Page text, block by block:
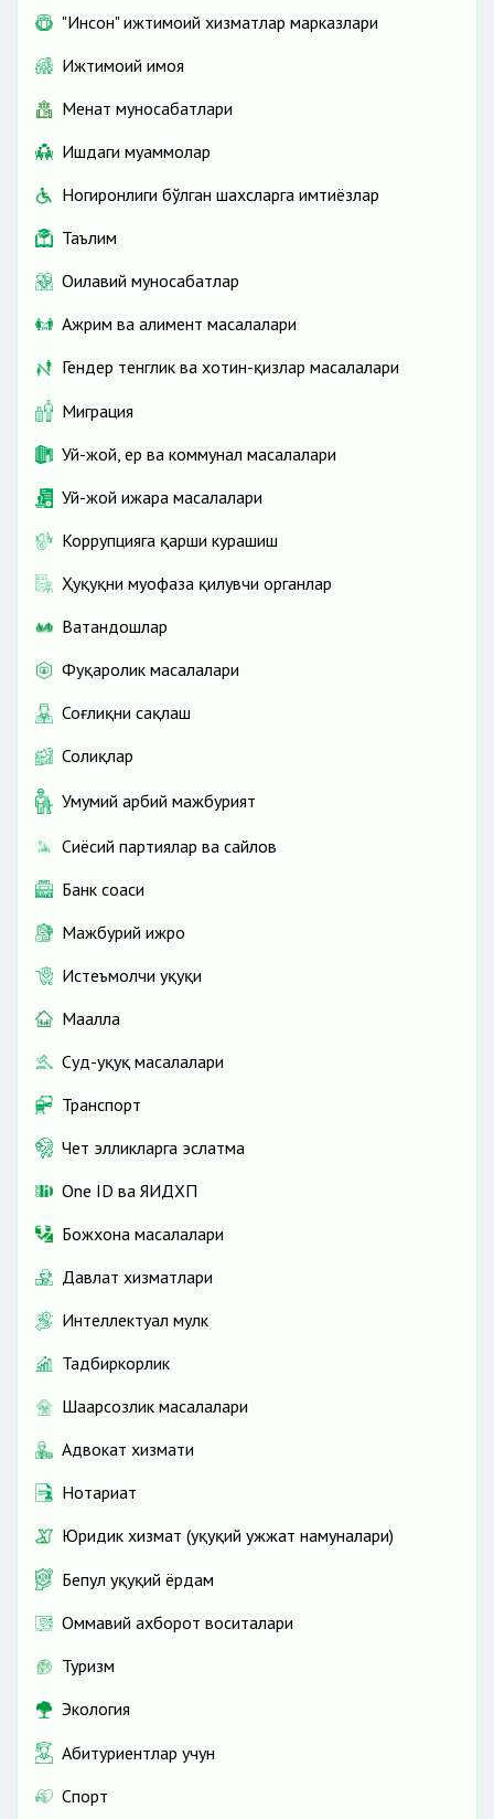
"Инсон" ижтимоий хизматлар марказлари
Ижтимоий ҳимоя
Меҳнат муносабатлари
Ишдаги муаммолар
Ногиронлиги бўлган шахсларга имтиёзлар
Таълим
Оилавий муносабатлар
Ажрим ва алимент масалалари
Гендер тенглик ва хотин-қизлар масалалари
Миграция
Уй-жой, ер ва коммунал масалалари
Уй-жой ижара масалалари
Коррупцияга қарши курашиш
Ҳуқуқни муҳофаза қилувчи органлар
Ватандошлар
Фуқаролик масалалари
Соғлиқни сақлаш
Солиқлар
Умумий ҳарбий мажбурият
Сиёсий партиялар ва сайлов
Банк соҳаси
Мажбурий ижро
Истеъмолчи ҳуқуқи
Маҳалла
Суд-ҳуқуқ масалалари
Транспорт
Чет элликларга эслатма
One ID ва ЯИДХП
Божхона масалалари
Давлат хизматлари
Интеллектуал мулк
Тадбиркорлик
Шаҳарсозлик масалалари
Адвокат хизмати
Нотариат
Юридик хизмат (ҳуқуқий ҳужжат намуналари)
Бепул ҳуқуқий ёрдам
Оммавий ахборот воситалари
Туризм
Экология
Абитуриентлар учун
Спорт